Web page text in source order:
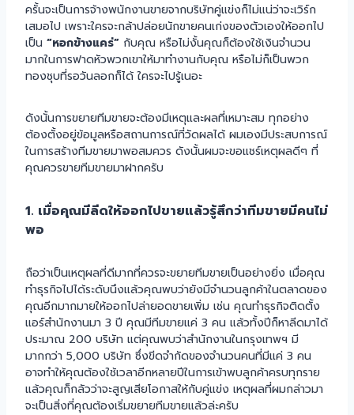
ครั้นจะเป็นการจ้างพนักงานขายจากบริษัทคู่แข่งก็ไม่แน่ว่าจะเวิร์ก
เสมอไป เพราะใครจะกล้าปล่อยนักขายคนเก่งของตัวเองให้ออกไป
เป็น “หอกข้างแคร่” กับคุณ หรือไม่งั้นคุณก็ต้องใช้เงินจำนวน
มากในการฟาดหัวพวกเขาให้มาทำงานกับคุณ หรือไม่ก็เป็นพวก
ทองชุบที่รอวันลอกก็ได้ ใครจะไปรู้เนอะ
ดังนั้นการขยายทีมขายจะต้องมีเหตุและผลที่เหมาะสม ทุกอย่าง
ต้องตั้งอยู่ข้อมูลหรือสถานการณ์ที่วัดผลได้ ผมเองมีประสบการณ์
ในการสร้างทีมขายมาพอสมควร ดังนั้นผมจะขอแชร์เหตุผลดีๆ ที่
คุณควรขายทีมขายมาฝากครับ
1. เมื่อคุณมีลีดให้ออกไปขายแล้วรู้สึกว่าทีมขายมีคนไม่
พอ
ถือว่าเป็นเหตุผลที่ดีมากที่ควรจะขยายทีมขายเป็นอย่างยิ่ง เมื่อคุณ
ทำธุรกิจไปได้ระดับนึงแล้วคุณพบว่ายังมีจำนวนลูกค้าในตลาดของ
คุณอีกมากมายให้ออกไปล่ายอดขายเพิ่ม เช่น คุณทำธุรกิจติดตั้ง
แอร์สำนักงานมา 3 ปี คุณมีทีมขายแค่ 3 คน แล้วทั้งปีก็หาลีดมาได้
ประมาณ 200 บริษัท แต่คุณพบว่าสำนักงานในกรุงเทพฯ มี
มากกว่า 5,000 บริษัท ซึ่งขีดจำกัดของจำนวนคนที่มีแค่ 3 คน
อาจทำให้คุณต้องใช้เวลาอีกหลายปีในการเข้าพบลูกค้าครบทุกราย
แล้วคุณก็กลัวว่าจะสูญเสียโอกาสให้กับคู่แข่ง เหตุผลที่ผมกล่าวมา
จะเป็นสิ่งที่คุณต้องเริ่มขยายทีมขายแล้วล่ะครับ